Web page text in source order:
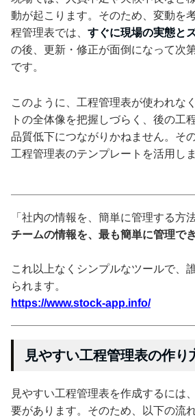
動が起こります。そのため、変動を
程管理表では、 すぐに現場の実態と
の後、更新・修正が面倒になって次
です。
このように、工程管理表が使われな
トの全体像を把握しづらく、後の工
品質低下につながりかねません。そ
工程管理表のテンプレートを活用し
「社内の情報を、簡単に管理する方
チームの情報を、最も簡単に管理で
これ以上なくシンプルなツールで、
られます。
https://www.stock-app.info/
見やすい工程管理表の作り
見やすい工程管理表を作成するには
要があります。そのため、以下の流